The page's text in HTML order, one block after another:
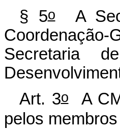
§ 5oA
Coordenação-
Secretaria
Art. 3oA
pelos